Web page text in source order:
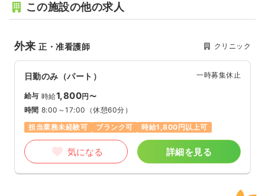
この施設の他の求人
外来正・准看護師 クリニック
日勤のみ（パート） 一時募集休止
給与 時給1,800円〜
時間 8:00～17:00 （休憩60分）
担当業務未経験可
ブランク可 時給1,800円以上可
気になる 詳細を見る